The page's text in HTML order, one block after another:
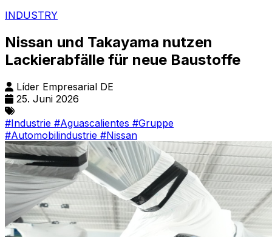
INDUSTRY
Nissan und Takayama nutzen
Lackierabfälle für neue Baustoffe
Líder Empresarial DE
25. Juni 2026
#Industrie #Aguascalientes #Gruppe
#Automobilindustrie #Nissan